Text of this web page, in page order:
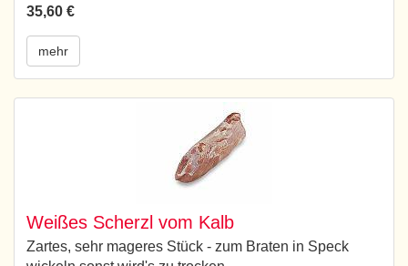
35,60 €
mehr
Weißes Scherzl vom Kalb
Zartes, sehr mageres Stück - zum Braten in Speck